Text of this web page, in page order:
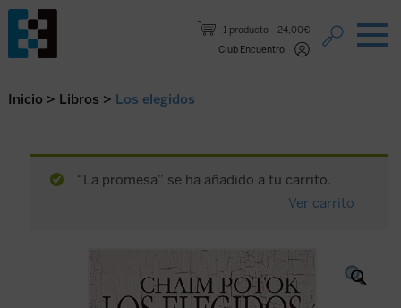
1 producto
24,00€
Club Encuentro
Saltar al contenido.
Inicio > Libros > Los elegidos
“La promesa” se ha añadido a tu carrito.
Ver carrito